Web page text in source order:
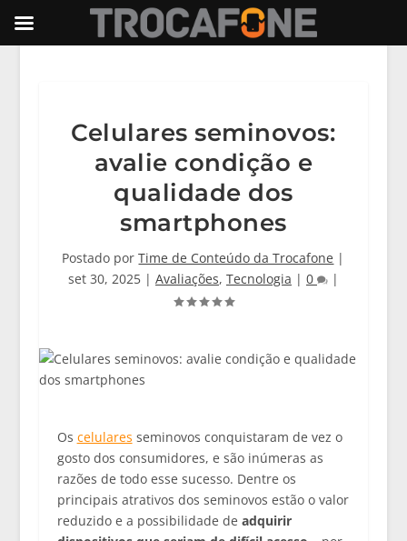
Celulares seminovos:
avalie condição e
qualidade dos
smartphones
Postado porTime de Conteúdo da Trocafone |
set 30, 2025| Avaliações, Tecnologia | 0 |
Os celulares seminovos conquistaram de vez o
gosto dos consumidores, e são inúmeras as
razões de todo esse sucesso. Dentre os
principais atrativos dos seminovos estão o valor
reduzido e a possibilidade de adquirir